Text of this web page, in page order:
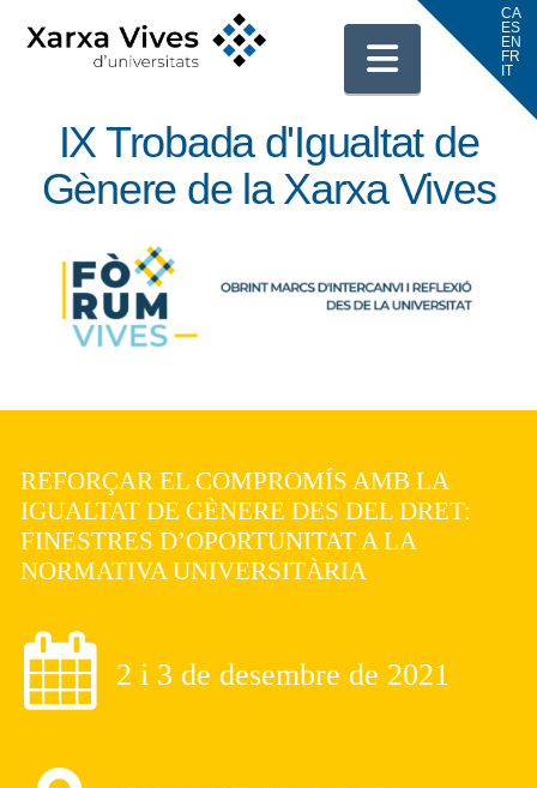
IX Trobada d'Igualtat de
Gènere de la Xarxa Vives
REFORÇAR EL COMPROMÍS AMB LA
IGUALTAT DE GÈNERE DES DEL DRET:
FINESTRES D’OPORTUNITAT A LA
NORMATIVA UNIVERSITÀRIA
2 i 3 de desembre de 2021